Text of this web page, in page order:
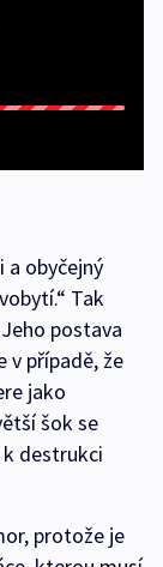
a obyčejný
Tak
postava
v případě, že
jako
šok se
destrukci
protože je